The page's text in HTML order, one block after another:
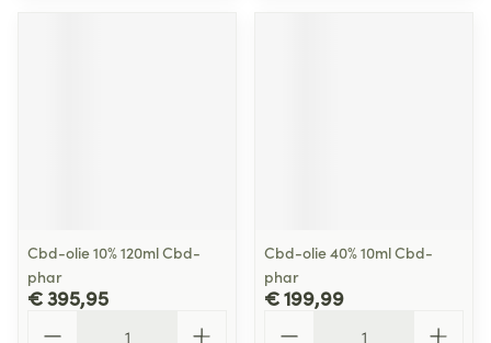
Cbd-olie 10% 120ml Cbd-
phar
€ 395,95
Cbd-olie 40% 10ml Cbd-
phar
€ 199,99